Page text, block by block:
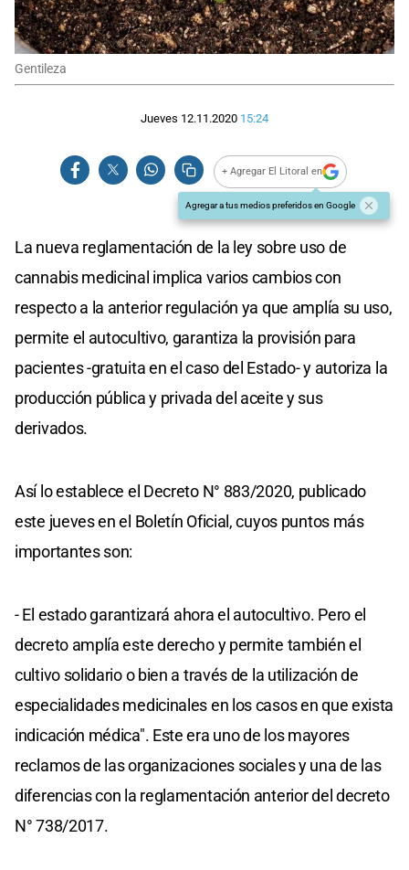
Gentileza
Jueves 12.11.2020 15:24
+ Agregar El Litoral en
Agregar a tus medios preferidos en Google
La nueva reglamentación de la ley sobre uso de
cannabis medicinal implica varios cambios con
respecto a la anterior regulación ya que amplía su uso,
permite el autocultivo, garantiza la provisión para
pacientes -gratuita en el caso del Estado- y autoriza la
producción pública y privada del aceite y sus
derivados.
Así lo establece el Decreto N° 883/2020, publicado
este jueves en el Boletín Oficial, cuyos puntos más
importantes son:
-El estado garantizará ahora el autocultivo. Pero el
decreto amplía este derecho y permite también el
cultivo solidario o bien a través de la utilización de
especialidades medicinales en los casos en que exista
indicación médica". Este era uno de los mayores
reclamos de las organizaciones sociales y una de las
diferencias con la reglamentación anterior del decreto
N° 738/2017.